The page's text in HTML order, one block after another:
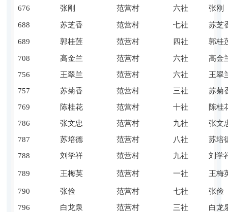
676 张刚 范营村 六社 张刚
688 苏芝香 范营村 七社 苏芝
689 郭桂莲 范营村 四社 郭桂
708 高金兰 范营村 六社
高金
756
王翠兰 范营村 六社
王翠
757
苏菊香 范营村 三社
苏菊
769
陈桂花 范营村 十社
陈桂
786
张文忠 范营村 九社
张文
787
苏培德 范营村 八社
苏培
788
刘学祥 范营村 九社 刘学
789 王梅英 范营村 一社 王梅
790 张俭 范营村 七社
张俭
796
白龙泉 范营村 三社
白龙